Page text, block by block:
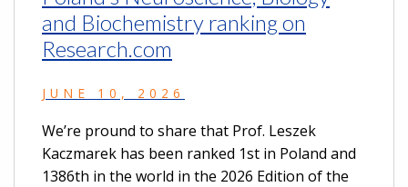
and Biochemistry ranking on
Research.com
JUNE 10, 2026
We’re pround to share that Prof. Leszek
Kaczmarek has been ranked 1st in Poland and
1386th in the world in the 2026 Edition of the